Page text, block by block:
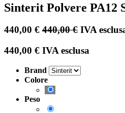
Sinterit Polvere PA12
440,00 € 440,00€ IVA
440,00 € IVA esclusa
Brand
Colore
Peso